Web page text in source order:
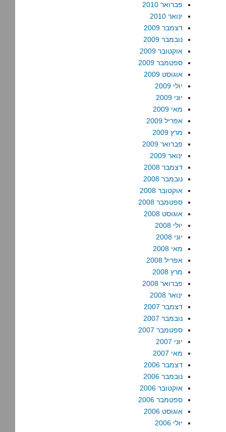
פברואר 2010
ינואר 2010
דצמבר 2009
נובמבר 2009
אוקטובר 2009
ספטמבר 2009
אוגוסט 2009
יולי 2009
יוני 2009
מאי 2009
אפריל 2009
מרץ 2009
פברואר 2009
ינואר 2009
דצמבר 2008
נובמבר 2008
אוקטובר 2008
ספטמבר 2008
אוגוסט 2008
יולי 2008
יוני 2008
מאי 2008
אפריל 2008
מרץ 2008
פברואר 2008
ינואר 2008
דצמבר 2007
נובמבר 2007
ספטמבר 2007
יוני 2007
מאי 2007
דצמבר 2006
נובמבר 2006
אוקטובר 2006
ספטמבר 2006
אוגוסט 2006
יולי 2006